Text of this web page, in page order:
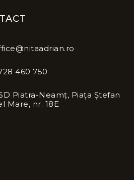
460 750
Piatra-Neamț, Piața Ștefan
Mare, nr. 18E